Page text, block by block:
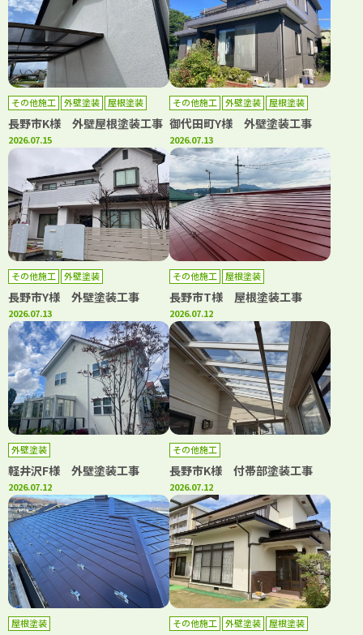
その他施工 外壁塗装 屋根塗装
長野市K様 外壁屋根塗装工事
2026.07.15
その他施工 外壁塗装 屋根塗装
御代田町Y様 外壁塗装工事
2026.07.13
その他施工 外壁塗装
長野市Y様 外壁塗装工事
2026.07.13
その他施工 屋根塗装
長野市T様 屋根塗装工事
2026.07.12
外壁塗装
軽井沢F様 外壁塗装工事
2026.07.12
その他施工
長野市K様 付帯部塗装工事
2026.07.12
屋根塗装 その他施工 外壁塗装 屋根塗装